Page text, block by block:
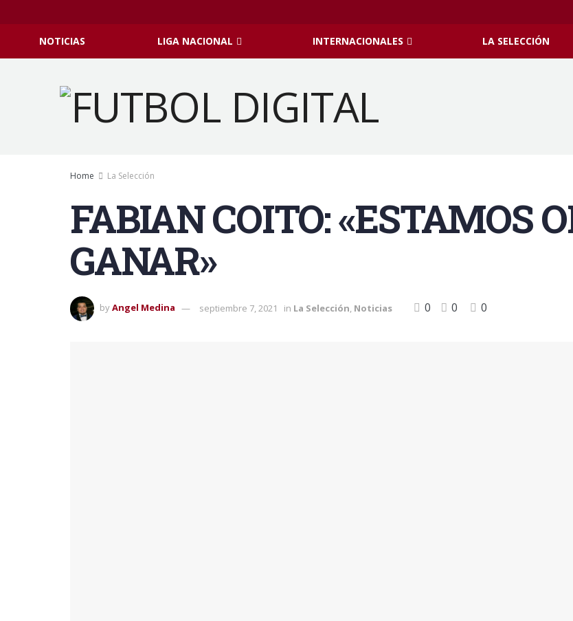
NOTICIAS LIGA NACIONAL INTERNACIONALES LA SELECCIÓN
Home La Selección
FABIAN COITO: «ESTAMOS
GANAR»
byAngel Medina septiembre 7, 2021 in La Selección Noticias 0 0 0